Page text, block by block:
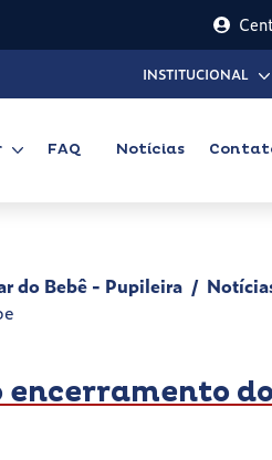
INSTITUCIONAL
FAQ Notícias
do Bebê - Pupileira